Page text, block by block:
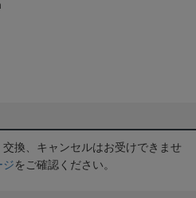
換、キャンセルはお受けできませ
ジをご確認ください。